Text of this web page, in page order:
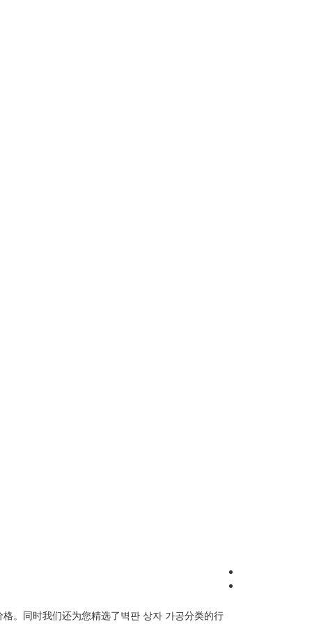
。同时我们还为您精选了벽판 상자 가공分类的行